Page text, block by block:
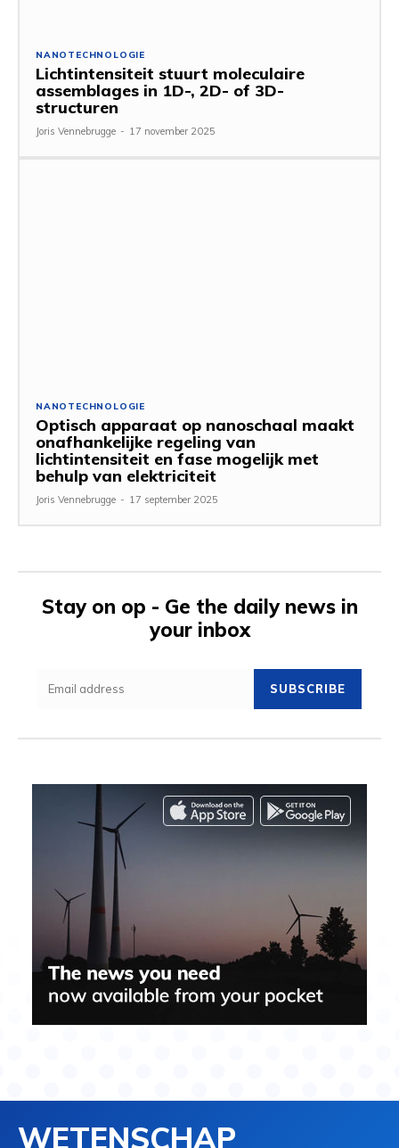
NANOTECHNOLOGIE
Lichtintensiteit stuurt moleculaire
assemblages in 1D-, 2D- of 3D-
structuren
Joris Vennebrugge - 17 november 2025
NANOTECHNOLOGIE
Optisch apparaat op nanoschaal maakt
onafhankelijke regeling van
lichtintensiteit en fase mogelijk met
behulp van elektriciteit
Joris Vennebrugge - 17 september 2025
Stay on op - Ge the daily news in
your inbox
SUBSCRIBE
WETENSCHAP